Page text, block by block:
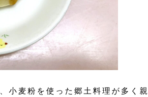
小麦粉を使った郷土料理が多く親